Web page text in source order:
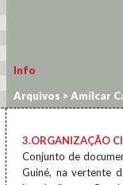
Info
Arquivos >Amílcar
3.ORGANIZAÇÃO
Conjunto de
Guiné, na vertente